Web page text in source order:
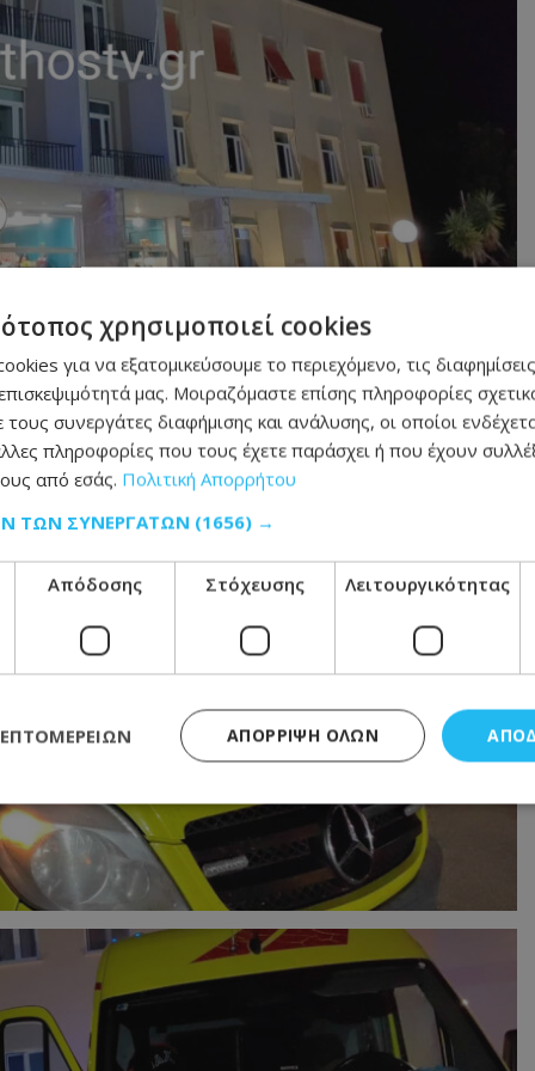
χρησιμοποιεί cookies
για να εξατομικεύσουμε το περιεχόμενο, τις
μας. Μοιραζόμαστε επίσης πληροφορίες
συνεργάτες διαφήμισης και ανάλυσης, οι οποίοι
πληροφορίες που τους έχετε παράσχει ή που έχουν
από εσάς. Πολιτική Απορρήτου
ΤΩΝ ΣΥΝΕΡΓΑΤΏΝ (1656) →
Απόδοσης Στόχευσης Λειτουργικότητας
ΑΠΌΡΡΙΨΗ ΌΛΩΝ
Απόδοσης Στόχευσης Λειτουργικότητας
cookies επιτρέπουν βασικές λειτουργίες του ιστότοπου, όπως τη σύνδεση
Ο ιστότοπος δεν μπορεί να χρησιμοποιηθεί σωστά χωρίς τα απολύτως
Προμηθευτής
Πεδίο
.lifenewscy.tothemaonline.com
1 χρόνος 3
εβδομάδες
Αυτό το cookie
κράτος
σχετικά με
την
κανονισμό